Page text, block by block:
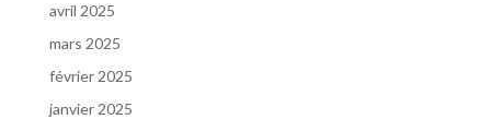
avril 2025
mars 2025
février 2025
janvier 2025